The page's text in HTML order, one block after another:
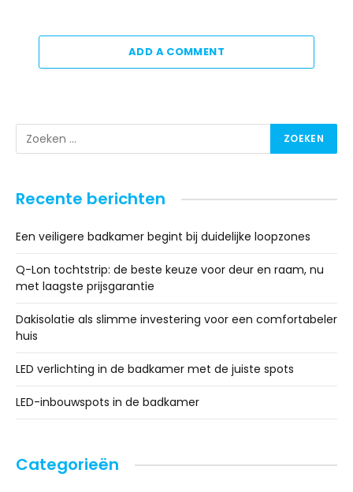
ADD A COMMENT
Recente berichten
Een veiligere badkamer begint bij duidelijke loopzones
Q-Lon tochtstrip: de beste keuze voor deur en raam, nu
met laagste prijsgarantie
Dakisolatie als slimme investering voor een comfortabeler
huis
LED verlichting in de badkamer met de juiste spots
LED-inbouwspots in de badkamer
Categorieën